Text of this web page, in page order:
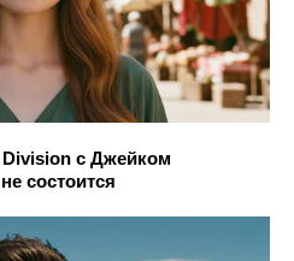
с Джейком
состоится